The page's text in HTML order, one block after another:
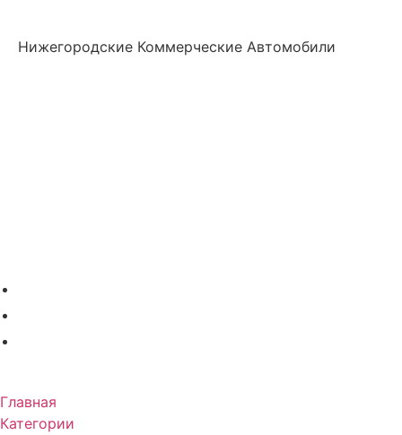
Нижегородские Коммерческие Автомобили
Главная
Категории